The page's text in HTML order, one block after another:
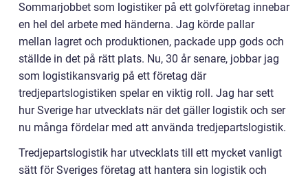
Sommarjobbet som logistiker på ett golvföretag innebar
en hel del arbete med händerna. Jag körde pallar
mellan lagret och produktionen, packade upp gods och
ställde in det på rätt plats. Nu, 30 år senare, jobbar jag
som logistikansvarig på ett företag där
tredjepartslogistiken spelar en viktig roll. Jag har sett
hur Sverige har utvecklats när det gäller logistik och ser
nu många fördelar med att använda tredjepartslogistik.
Tredjepartslogistik har utvecklats till ett mycket vanligt
sätt för Sveriges företag att hantera sin logistik och